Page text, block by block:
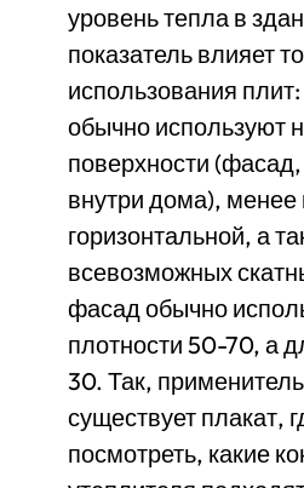
уровень тепла в
показатель влияет
использования
обычно используют
поверхности
внутри дома), менее
горизонтальной, а
всевозможных
фасад обычно
плотности 50-70, а
30. Так,
существует плакат,
посмотреть, какие